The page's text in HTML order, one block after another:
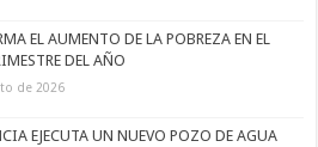
EL AUMENTO DE LA POBREZA EN EL
DEL AÑO
de 2026
EJECUTA UN NUEVO POZO DE AGUA